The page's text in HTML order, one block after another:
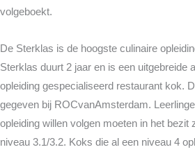
volgeboekt.
De Sterklas is de hoogste culinaire
Sterklas duurt 2 jaar en is een uitgebreide
opleiding gespecialiseerd restaurant kok.
gegeven bij ROCvanAmsterdam.
opleiding willen volgen moeten in het bezit
niveau 3.1/3.2. Koks die al een niveau 4